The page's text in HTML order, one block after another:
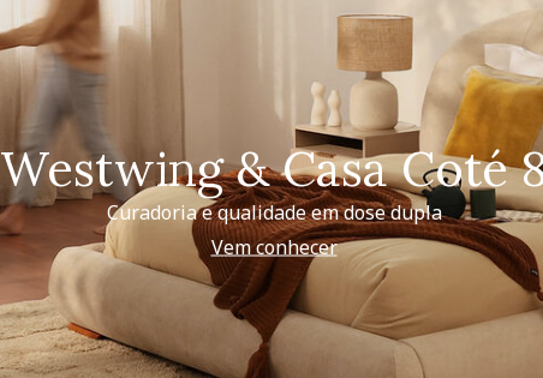
Westwing & Casa Coté
Curadoria e qualidade em dose dupla
Vem conhecer